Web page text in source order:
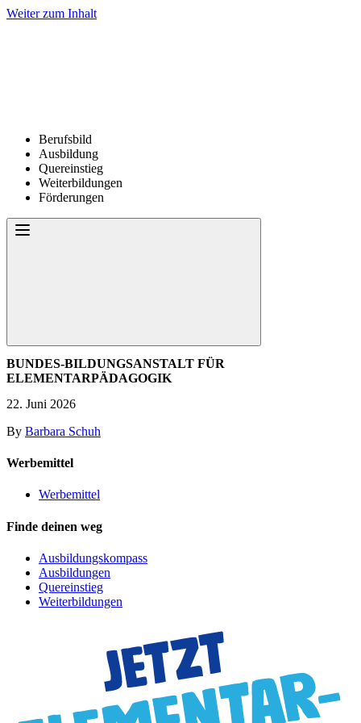
Weiter zum Inhalt
Berufsbild
Ausbildung
Quereinstieg
Weiterbildungen
Förderungen
BUNDES-BILDUNGSANSTALT FÜR
ELEMENTARPÄDAGOGIK
22. Juni 2026
By Barbara Schuh
Werbemittel
Werbemittel
Finde deinen weg
Ausbildungskompass
Ausbildungen
Quereinstieg
Weiterbildungen